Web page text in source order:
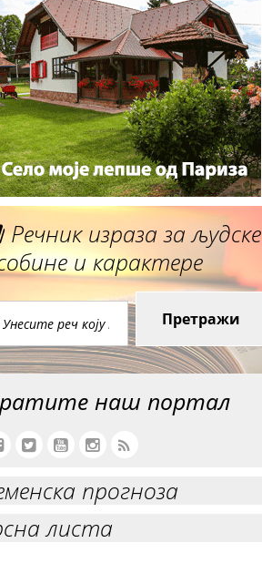
Речник израза за људске
и карактере
Претражи
наш портал
прогноза
листа